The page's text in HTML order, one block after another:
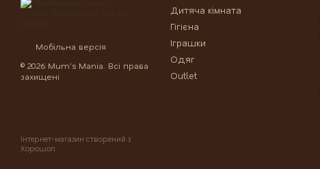
Мобільна версія
© 2026 Mum's Mania. Всі права
захищені
Інтернет-магазин створений з
Хорошоп
Дитяча кімната
Гігієна
Іграшки
Одяг
Outlet